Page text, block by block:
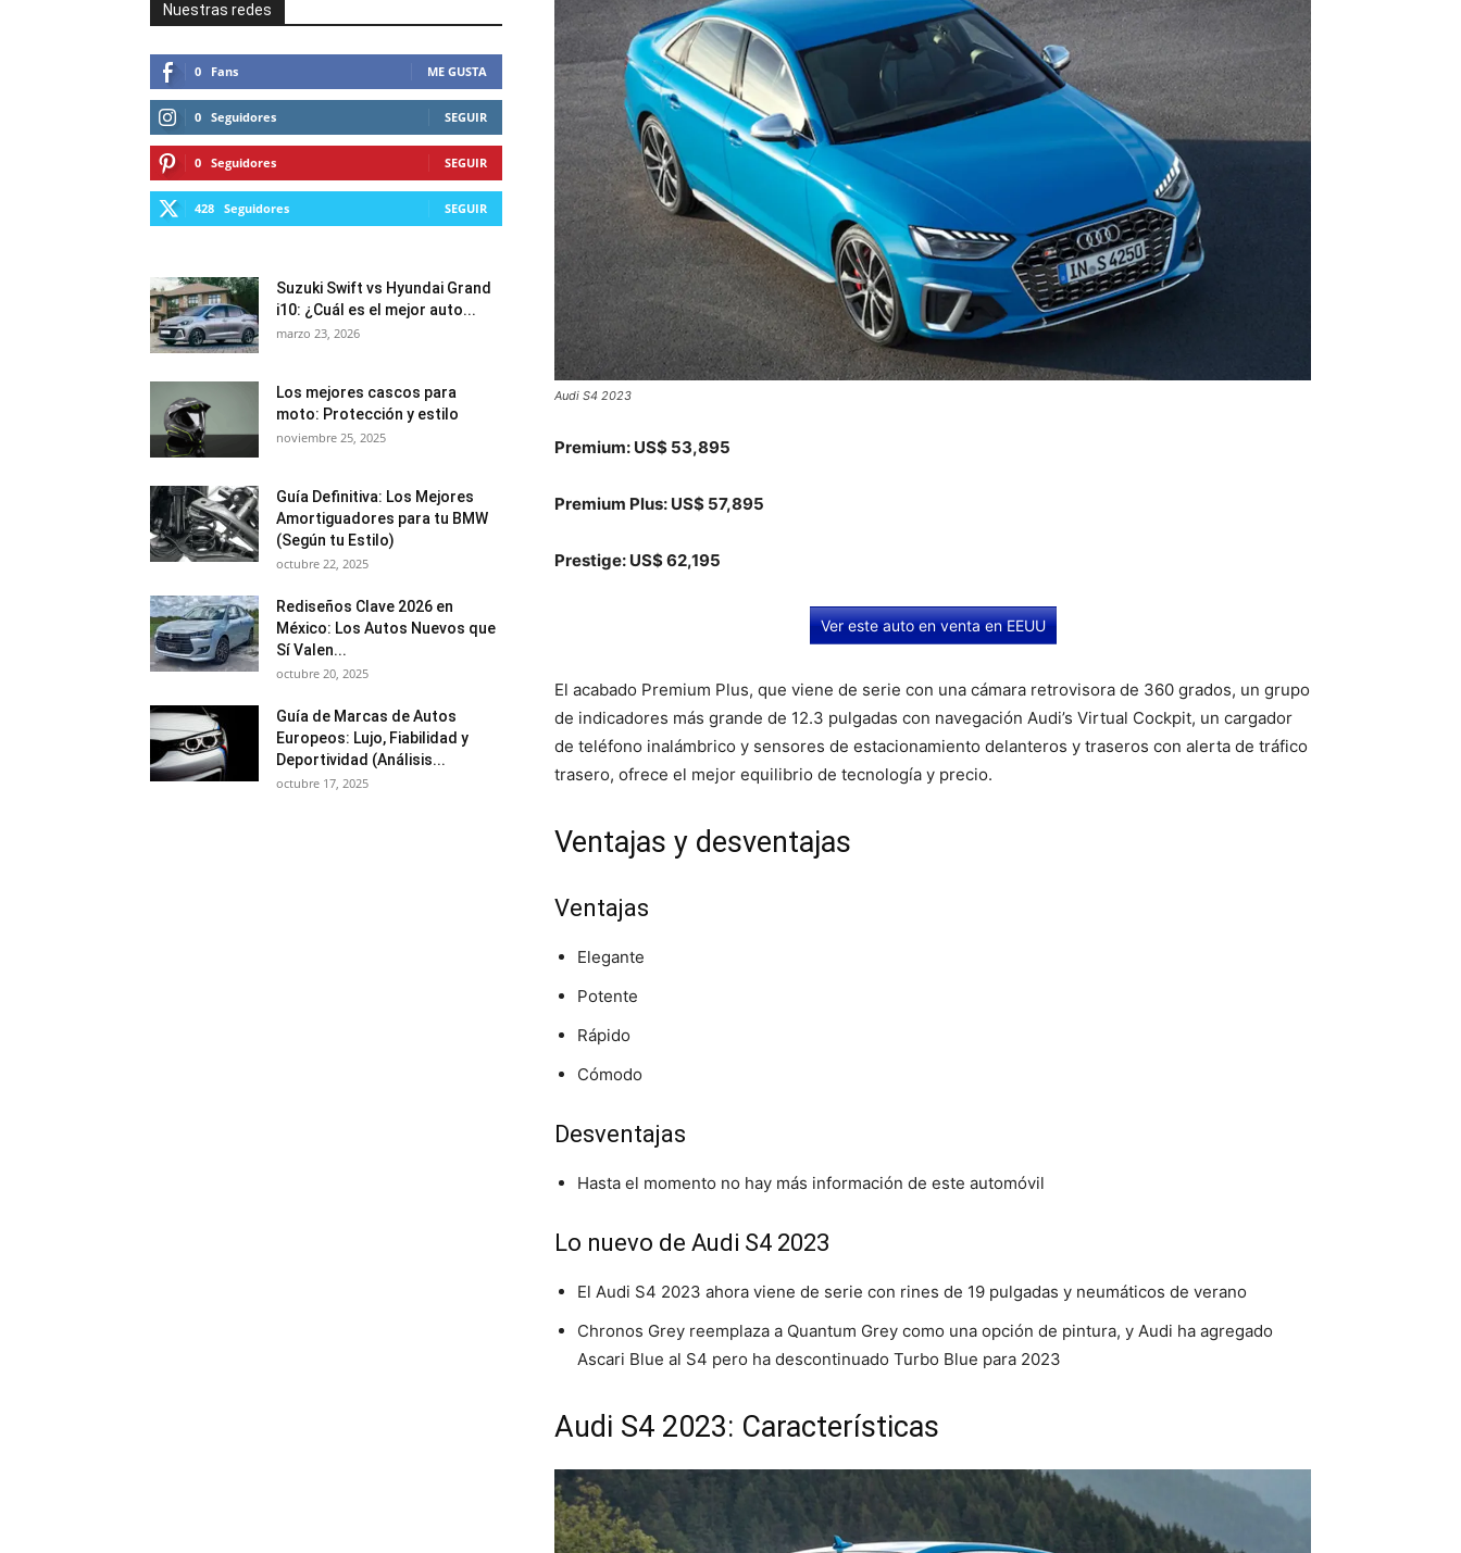
Audi S4 2023
Premium: US$ 53,895
Premium Plus: US$ 57,895
Prestige: US$ 62,195
Ver este auto en venta en EEUU
El acabado Premium Plus, que viene de serie con una cámara retrovisora de 360 grados, un grupo
de indicadores más grande de 12.3 pulgadas con navegación Audi’s Virtual Cockpit, un cargador
de teléfono inalámbrico y sensores de estacionamiento delanteros y traseros con alerta de tráfico
trasero, ofrece el mejor equilibrio de tecnología y precio.
Ventajas y desventajas
Ventajas
Elegante
Potente
Rápido
Cómodo
Desventajas
Hasta el momento no hay más información de este automóvil
Lo nuevo de Audi S4 2023
El Audi S4 2023 ahora viene de serie con rines de 19 pulgadas y neumáticos de verano
Chronos Grey reemplaza a Quantum Grey como una opción de pintura, y Audi ha agregado
Ascari Blue al S4 pero ha descontinuado Turbo Blue para 2023
Audi S4 2023: Características
Nuestras redes
0 Fans ME GUSTA
0 Seguidores SEGUIR
0 Seguidores SEGUIR
428 Seguidores SEGUIR
Suzuki Swift vs Hyundai Grand
i10: ¿Cuál es el mejor auto...
marzo 23, 2026
Los mejores cascos para
moto: Protección y estilo
noviembre 25, 2025
Guía Definitiva: Los Mejores
Amortiguadores para tu BMW
(Según tu Estilo)
octubre 22, 2025
Rediseños Clave 2026 en
México: Los Autos Nuevos que
Sí Valen...
octubre 20, 2025
Guía de Marcas de Autos
Europeos: Lujo, Fiabilidad y
Deportividad (Análisis...
octubre 17, 2025